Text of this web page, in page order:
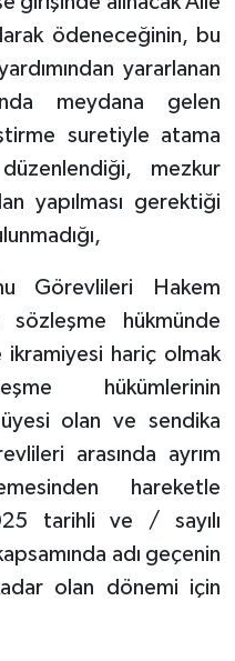
ödeneceğinin, bu
yararlanan
meydana gelen
suretiyle atama
mezkur
yapılması gerektiği
Görevlileri Hakem
sözleşme hükmünde
hariç olmak
hükümlerinin
üyesi olan ve sendika
arasında ayrım
hareketle
tarihli ve / sayılı
adı geçenin
olan dönemi için